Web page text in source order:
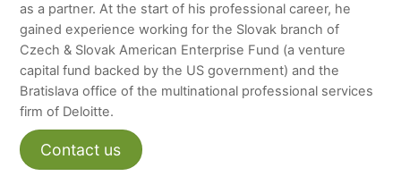
as a partner. At the start of his professional career, he
gained experience working for the Slovak branch of
Czech & Slovak American Enterprise Fund (a venture
capital fund backed by the US government) and the
Bratislava office of the multinational professional services
firm of Deloitte.
Contact us